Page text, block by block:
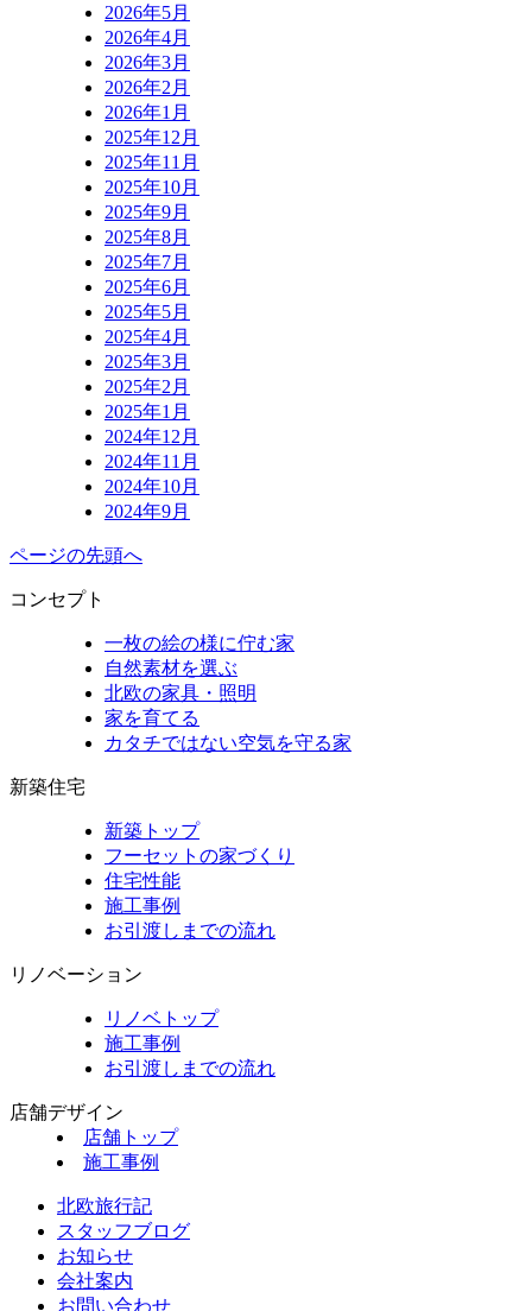
2026年5月
2026年4月
2026年3月
2026年2月
2026年1月
2025年12月
2025年11月
2025年10月
2025年9月
2025年8月
2025年7月
2025年6月
2025年5月
2025年4月
2025年3月
2025年2月
2025年1月
2024年12月
2024年11月
2024年10月
2024年9月
ページの先頭へ
コンセプト
一枚の絵の様に佇む家
自然素材を選ぶ
北欧の家具・照明
家を育てる
カタチではない空気を守る家
新築住宅
新築トップ
フーセットの家づくり
住宅性能
施工事例
お引渡しまでの流れ
リノベーション
リノベトップ
施工事例
お引渡しまでの流れ
店舗デザイン
店舗トップ
施工事例
北欧旅行記
スタッフブログ
お知らせ
会社案内
お問い合わせ